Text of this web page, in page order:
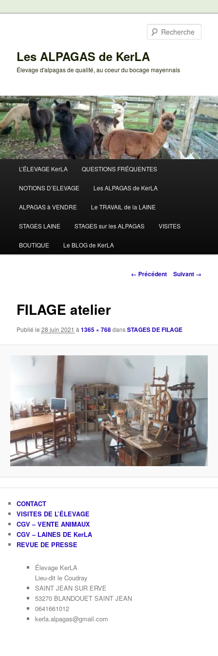
Les ALPAGAS de KerLA
Élevage d'alpagas de qualité, au coeur du bocage mayennais
principal
L’ÉLEVAGE KerLA QUESTIONS FRÉQUENTES
NOTIONS D’ELEVAGE Les ALPAGAS de KerLA
ALPAGAS à VENDRE Le TRAVAIL de la LAINE
STAGES LAINE STAGES sur les ALPAGAS VISITES
BOUTIQUE Le BLOG de KerLA
Navigation
← Précédent Suivant →
FILAGE atelier
Publié le28 juin 2021 à1365 × 768dansSTAGES DE FILAGE
CONTACT
VISITES DE L’ÉLEVAGE
CGV – VENTE ANIMAUX
CGV – LAINES DE KerLA
REVUE DE PRESSE
Élevage KerLA
Lieu-dit le Coudray
SAINT JEAN SUR ERVE
53270 BLANDOUET SAINT JEAN
0641661012
kerla.alpagas@gmail.com